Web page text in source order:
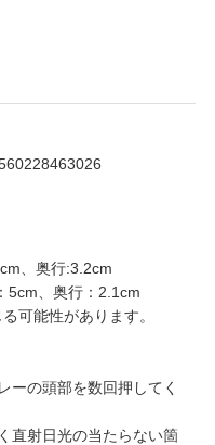
、奥行:3.2cm
5cm、奥行：2.1cm
可能性があります。
ーの頭部を数回押してく
直射日光の当たらない箇